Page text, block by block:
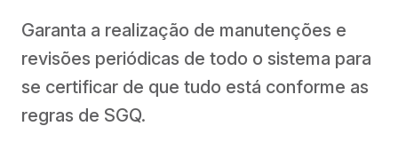
Garanta a realização de manutenções e
revisões periódicas de todo o sistema para
se certificar de que tudo está conforme as
regras de SGQ.